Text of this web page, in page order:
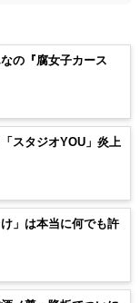
の『腐女子カース
スタジオYOU」炎上
」は本当に何でも許